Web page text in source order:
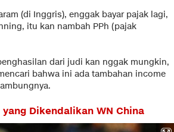
(di Inggris), enggak bayar pajak lagi,
itu kan nambah PPh (pajak
dari judi kan nggak mungkin,
bahwa ini ada tambahan income
yang Dikendalikan WN China